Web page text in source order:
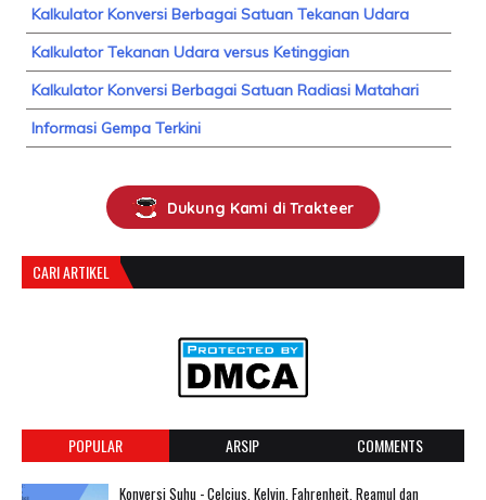
Kalkulator Konversi Berbagai Satuan Tekanan Udara
Kalkulator Tekanan Udara versus Ketinggian
Kalkulator Konversi Berbagai Satuan Radiasi Matahari
Informasi Gempa Terkini
Dukung Kami di Trakteer
CARI ARTIKEL
POPULAR ARSIP COMMENTS
Konversi Suhu - Celcius, Kelvin, Fahrenheit, Reamul dan